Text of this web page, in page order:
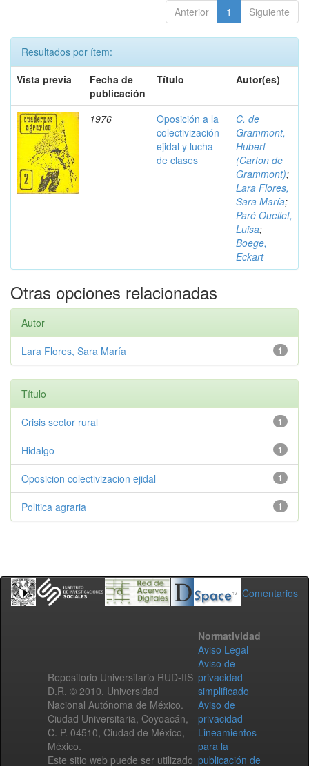
Anterior 1 Siguiente
Resultados por ítem:
Vista previa
Fecha de
publicación
Título Autor(es)
1976
Oposición a la
colectivización
ejidal y lucha
de clases
C. de
Grammont,
Hubert
(Carton de
Grammont);
Lara Flores,
Sara María;
Paré Ouellet,
Luisa;
Boege,
Eckart
Otras opciones relacionadas
Autor
1
Lara Flores, Sara María
Título
1
Crisis sector rural
1
Hidalgo
1
Oposicion colectivizacion ejidal
1
Politica agraria
Comentarios
Repositorio Universitario RUD-IIS
D.R. © 2010. Universidad
Nacional Autónoma de México.
Ciudad Universitaria, Coyoacán,
C. P. 04510, Ciudad de México,
México.
Este sitio web puede ser utilizado
Normatividad
Aviso Legal
Aviso de
privacidad
simplificado
Aviso de
privacidad
Lineamientos
para la
publicación de